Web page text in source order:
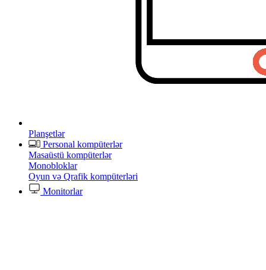
Planşetlər
Personal kompüterlər
Masaüstü kompüterlər
Monobloklar
Oyun və Qrafik kompüterləri
Monitorlar